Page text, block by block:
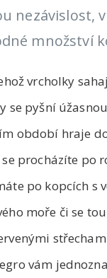
nezávislost,
množství
vrcholky
se pyšní
období hraje
procházíte po
po kopcích s
moře či se
vám